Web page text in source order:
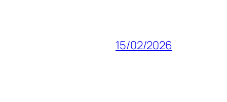
15/02/2026